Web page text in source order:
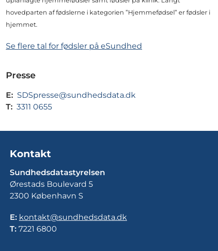
hovedparten af fødslerne i kategorien ”Hjemmefødsel” er fødsler i
hjemmet.
Se flere tal for fødsler på eSundhed
Presse
E: SDSpresse@sundhedsdata.dk
T: 3311 0655
Kontakt
Sundhedsdatastyrelsen
Ørestads Boulevard 5
2300 København S
E: kontakt@sundhedsdata.dk
T: 7221 6800